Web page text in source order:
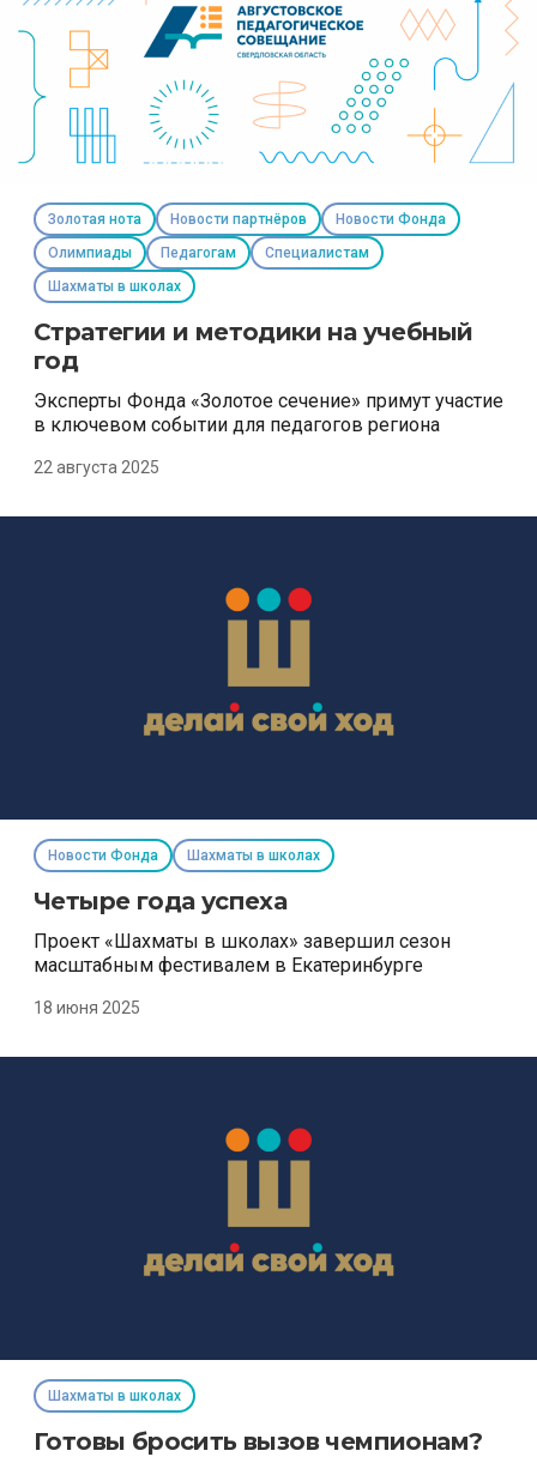
Золотая нота Новости партнёров
Новости Фонда
Олимпиады
Педагогам
Специалистам
Шахматы в школах
Стратегии и методики на учебный
год
Эксперты Фонда «Золотое сечение» примут участие
в ключевом событии для педагогов региона
22 августа 2025
Новости Фонда Шахматы в школах
Четыре года успеха
Проект «Шахматы в школах» завершил сезон
масштабным фестивалем в Екатеринбурге
18 июня 2025
Шахматы в школах
Готовы бросить вызов чемпионам?